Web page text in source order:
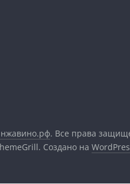
. Все права
Создано на